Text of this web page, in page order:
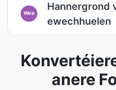
Web
Hannergrond
ewechhuelen
anere